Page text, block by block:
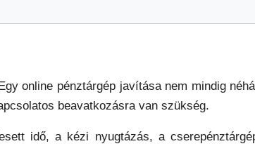
online pénztárgép javítása nem mindig
beavatkozásra van szükség.
idő, a kézi nyugtázás, a